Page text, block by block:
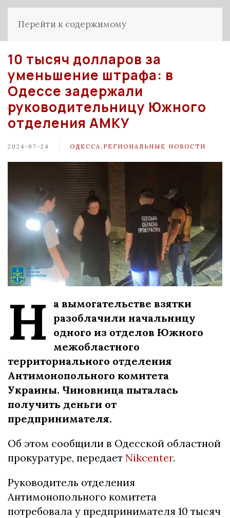
Перейти к содержимому
10 тысяч долларов за
уменьшение штрафа: в
Одессе задержали
руководительницу Южного
отделения АМКУ
2024-07-24 ОДЕССА РЕГИОНАЛЬНЫЕ НОВОСТИ
Н
а вымогательстве взятки
разоблачили начальницу
одного из отделов Южного
межобластного
территориального отделения
Антимонопольного комитета
Украины. Чиновница пыталась
получить деньги от
предпринимателя.
Об этом сообщили в Одесской областной
прокуратуре, передает Nikcenter.
Руководитель отделения
Антимонопольного комитета
потребовала у предпринимателя 10 тысяч